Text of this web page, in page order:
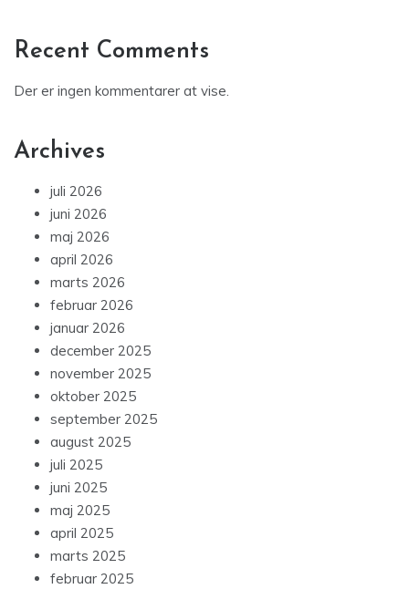
Recent Comments
Der er ingen kommentarer at vise.
Archives
juli 2026
juni 2026
maj 2026
april 2026
marts 2026
februar 2026
januar 2026
december 2025
november 2025
oktober 2025
september 2025
august 2025
juli 2025
juni 2025
maj 2025
april 2025
marts 2025
februar 2025